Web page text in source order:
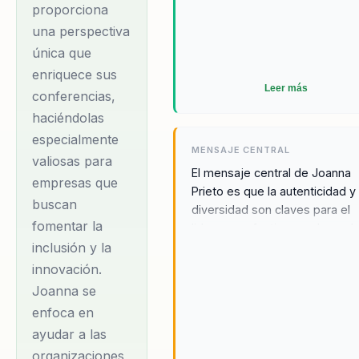
Marca Personal.
Educación, Marca
Personal,
Transformación
Digital Co-fundadora
de Geek Girls Latam,
organización
referente en América
Latina en el
empoderamiento de
mujer en tecnología.
Emprendimiento y
posición que la ha
llevado a tener un
amplio
proporciona
una perspectiva
única que
enriquece sus
conferencias,
haciéndolas
especialmente
valiosas para
empresas que
buscan
fomentar la
inclusión y la
innovación.
Joanna se
enfoca en
ayudar a las
organizaciones
Leer más
MENSAJE CENTRAL
El mensaje central de Joanna
Prieto es que la autenticidad y
diversidad son claves para el